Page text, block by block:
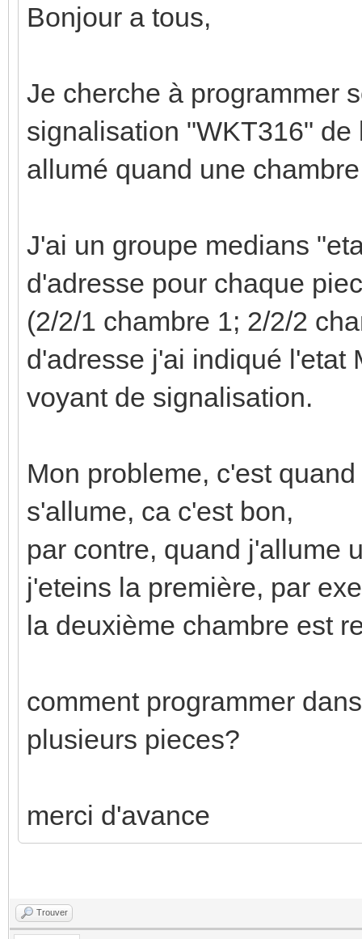
Bonjour a tous,
Je cherche à programmer
signalisation "WKT316"
allumé quand une
J'ai un groupe medians
d'adresse pour chaque
(2/2/1 chambre 1; 2/2/2
d'adresse j'ai indiqué l'etat
voyant de signalisation.
Mon probleme, c'est
s'allume, ca c'est bon,
par contre, quand j'allume
j'eteins la première, par
la deuxième chambre est
comment programmer
plusieurs pieces?
merci d'avance
Trouver